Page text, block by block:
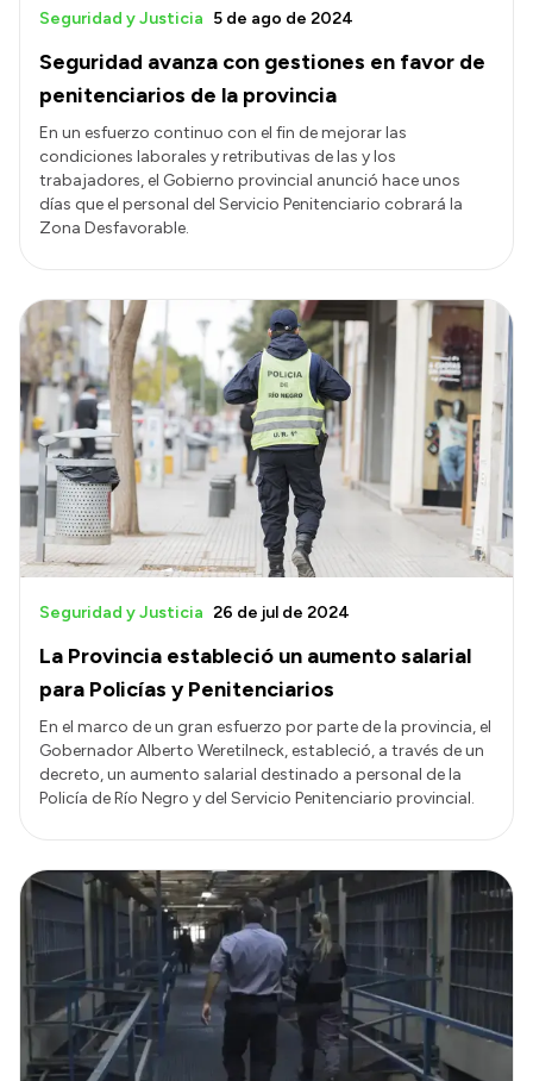
Seguridad avanza con gestiones en favor de
penitenciarios de la provincia
Seguridad y Justicia 5 de ago de 2024
En un esfuerzo continuo con el fin de mejorar las
condiciones laborales y retributivas de las y los
trabajadores, el Gobierno provincial anunció hace unos
días que el personal del Servicio Penitenciario cobrará la
Zona Desfavorable.
La Provincia estableció un aumento salarial
para Policías y Penitenciarios
Seguridad y Justicia 26 de jul de 2024
En el marco de un gran esfuerzo por parte de la provincia, el
Gobernador Alberto Weretilneck, estableció, a través de un
decreto, un aumento salarial destinado a personal de la
Policía de Río Negro y del Servicio Penitenciario provincial.